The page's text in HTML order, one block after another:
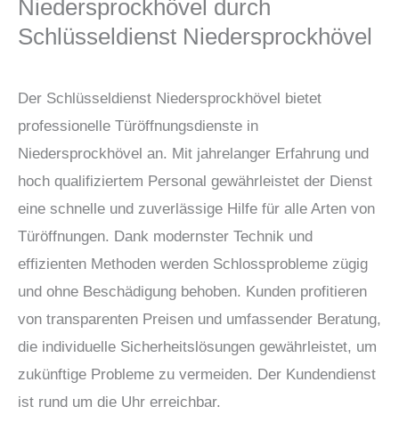
Niedersprockhövel durch
Schlüsseldienst Niedersprockhövel
Der Schlüsseldienst Niedersprockhövel bietet
professionelle Türöffnungsdienste in
Niedersprockhövel an. Mit jahrelanger Erfahrung und
hoch qualifiziertem Personal gewährleistet der Dienst
eine schnelle und zuverlässige Hilfe für alle Arten von
Türöffnungen. Dank modernster Technik und
effizienten Methoden werden Schlossprobleme zügig
und ohne Beschädigung behoben. Kunden profitieren
von transparenten Preisen und umfassender Beratung,
die individuelle Sicherheitslösungen gewährleistet, um
zukünftige Probleme zu vermeiden. Der Kundendienst
ist rund um die Uhr erreichbar.